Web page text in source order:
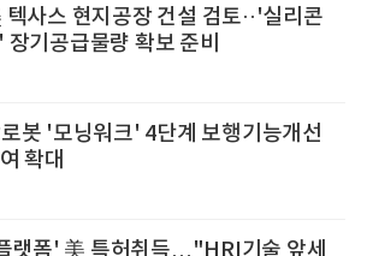
사스 현지공장 건설 검토··'실리콘
기공급물량 확보 준비
봇 '모닝워크' 4단계 보행기능개선
확대
랫폼' 美 특허취득…"HRI기술 앞세